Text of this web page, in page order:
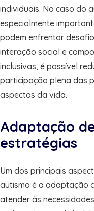
individuais. No caso do
especialmente
podem enfrentar
interação social e
inclusivas, é possível
participação plena das
aspectos da vida.
Adaptação
estratégias
Um dos principais
autismo é a adaptação
atender às